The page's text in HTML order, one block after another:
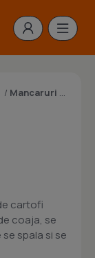
/ Mancaruri cu cartofi
cartofi
coaja, se
spala si se